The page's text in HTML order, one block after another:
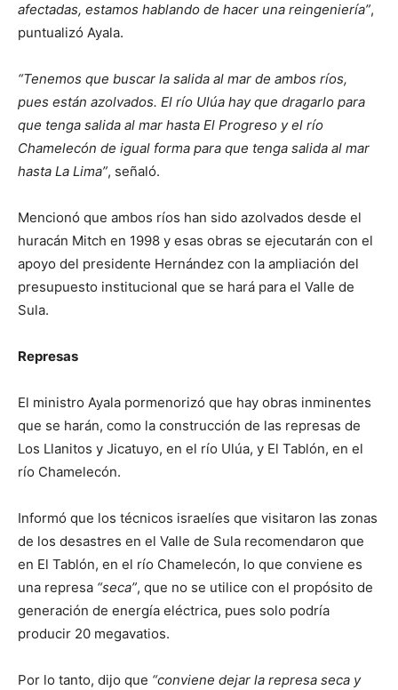
afectadas, estamos hablando de hacer una reingeniería”,
puntualizó Ayala.
“Tenemos que buscar la salida al mar de ambos ríos,
pues están azolvados. El río Ulúa hay que dragarlo para
que tenga salida al mar hasta El Progreso y el río
Chamelecón de igual forma para que tenga salida al mar
hasta La Lima”, señaló.
Mencionó que ambos ríos han sido azolvados desde el
huracán Mitch en 1998 y esas obras se ejecutarán con el
apoyo del presidente Hernández con la ampliación del
presupuesto institucional que se hará para el Valle de
Sula.
Represas
El ministro Ayala pormenorizó que hay obras inminentes
que se harán, como la construcción de las represas de
Los Llanitos y Jicatuyo, en el río Ulúa, y El Tablón, en el
río Chamelecón.
Informó que los técnicos israelíes que visitaron las zonas
de los desastres en el Valle de Sula recomendaron que
en El Tablón, en el río Chamelecón, lo que conviene es
una represa “seca”, que no se utilice con el propósito de
generación de energía eléctrica, pues solo podría
producir 20 megavatios.
Por lo tanto, dijo que “conviene dejar la represa seca y